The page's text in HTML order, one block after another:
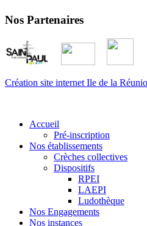
Nos Partenaires
Création site internet Ile de la
Accueil
Pré-inscription
Nos établissements
Crèches collectives
Dispositifs
RPEI
LAEPI
Ludothèque
Nos Engagements
Nos instances